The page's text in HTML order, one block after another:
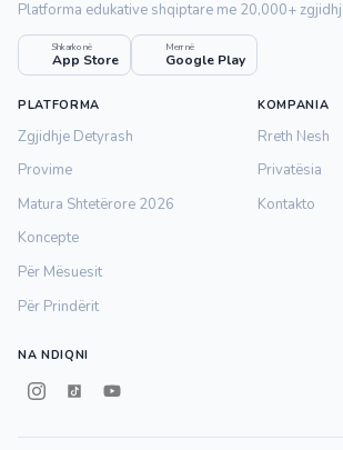
Platforma edukative shqiptare me 20,000+
Shkarko në
App Store
Merr në
Google Play
PLATFORMA
Zgjidhje Detyrash
Provime
Matura Shtetërore 2026
Koncepte
Për Mësuesit
Për Prindërit
KOMPANIA
Rreth Nesh
Privatësia
Kontakto
NA NDIQNI